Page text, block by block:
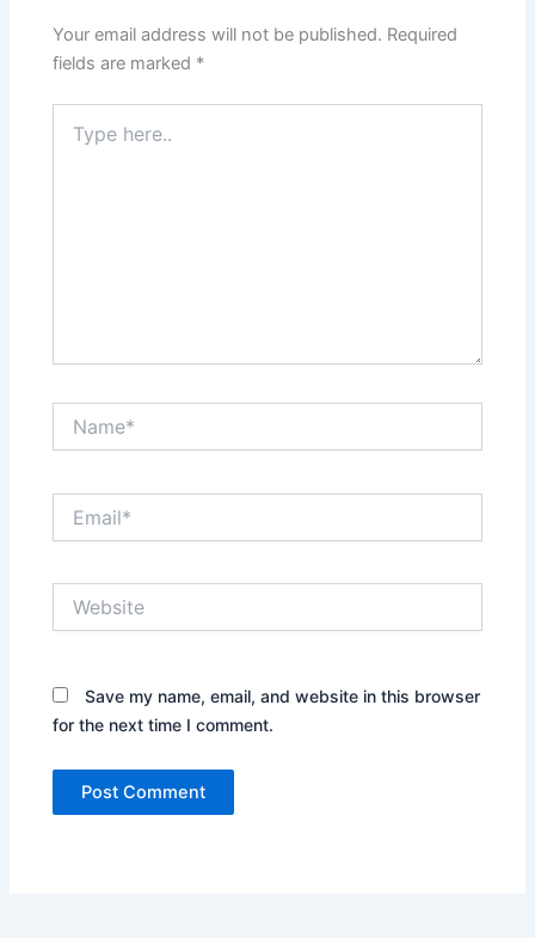
Your email address will not be published. Required
fields are marked *
here..
Save my name, email, and website in this browser
for the next time I comment.